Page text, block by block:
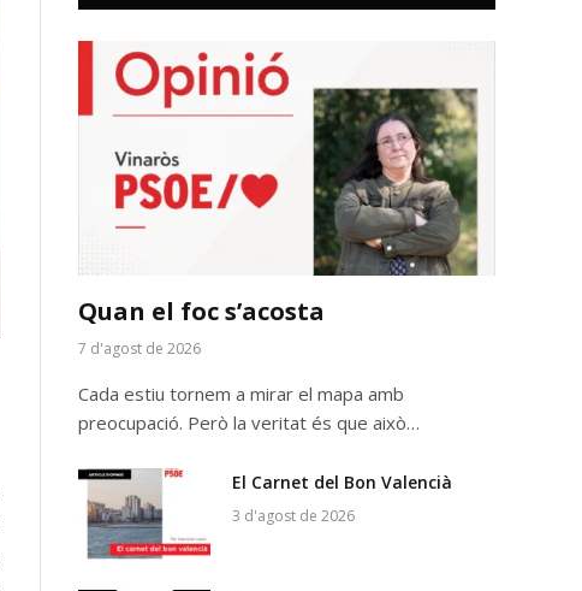
Quan el foc s’acosta
7 d'agost de 2026
Cada estiu tornem a mirar el mapa amb
preocupació. Però la veritat és que això…
El Carnet del Bon Valencià
3 d'agost de 2026